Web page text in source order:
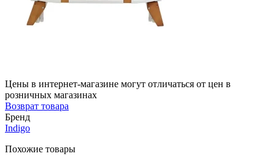
Цены в интернет-магазине могут отличаться от цен в
розничных магазинах
Возврат товара
Бренд
Indigo
Похожие товары